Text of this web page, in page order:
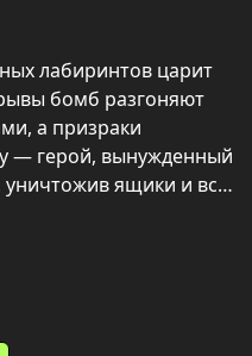
лабиринтов царит
бомб разгоняют
а призраки
— герой, вынужденный
ящики и всех
и продвинуться
скорость и стелс-